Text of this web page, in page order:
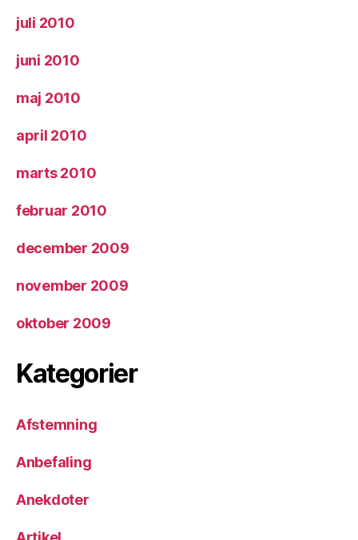
juli 2010
juni 2010
maj 2010
april 2010
marts 2010
februar 2010
december 2009
november 2009
oktober 2009
Kategorier
Afstemning
Anbefaling
Anekdoter